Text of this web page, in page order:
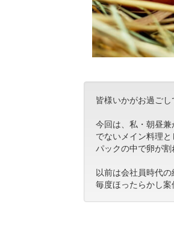
皆様いかがお過ごし
今回は、私・朝昼
でないメイン料理と
パックの中で卵が割
以前は会社員時代の
毎度ほったらかし案